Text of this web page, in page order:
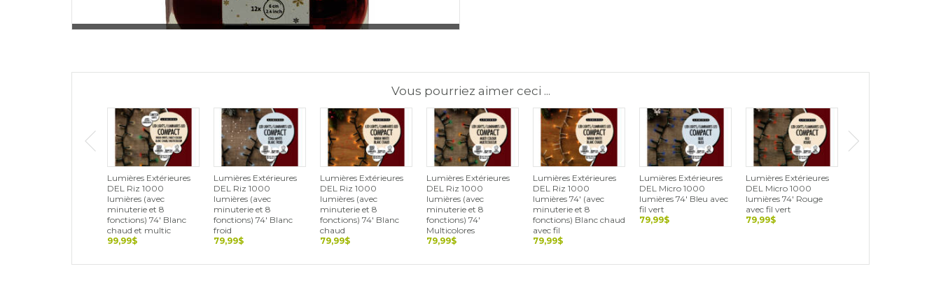
Vous pourriez aimer ceci ...
Lumières Extérieures
DEL Riz 1000
lumières (avec
minuterie et 8
fonctions) 74' Blanc
chaud et multic
99,99$
Lumières Extérieures
DEL Riz 1000
lumières (avec
minuterie et 8
fonctions) 74' Blanc
froid
79,99$
Lumières Extérieures
DEL Riz 1000
lumières (avec
minuterie et 8
fonctions) 74' Blanc
chaud
79,99$
Lumières Extérieures
DEL Riz 1000
lumières (avec
minuterie et 8
fonctions) 74'
Multicolores
79,99$
Lumières Extérieures
DEL Riz 1000
lumières 74' (avec
minuterie et 8
fonctions) Blanc chaud
avec fil
79,99$
Lumières Extérieures
DEL Micro 1000
lumières 74' Bleu avec
fil vert
79,99$
Lumières Extérieures
DEL Micro 1000
lumières 74' Rouge
avec fil vert
79,99$